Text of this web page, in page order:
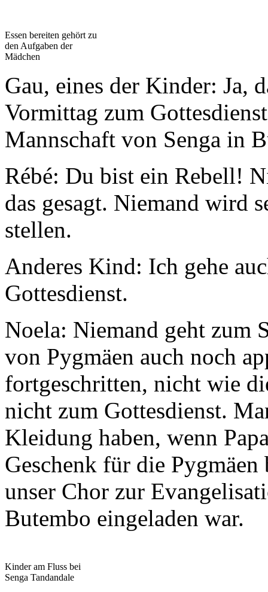
Essen bereiten gehört zu
den Aufgaben der
Mädchen
Gau, eines der Kinder: Ja,
Vormittag zum
Mannschaft von Senga in
Rébé: Du bist ein Rebell!
das gesagt. Niemand wird
stellen.
Anderes Kind: Ich gehe
Gottesdienst.
Noela: Niemand geht zum
von Pygmäen auch noch
fortgeschritten, nicht wie
nicht zum Gottes­dienst.
Kleidung haben, wenn
Geschenk für die
unser Chor zur
Butembo eingeladen war.
Kinder am Fluss bei
Senga Tandandale